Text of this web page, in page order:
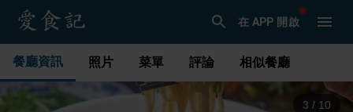
在 APP 開啟
餐廳資訊 照片 菜單 評論 相似餐廳
3 / 10